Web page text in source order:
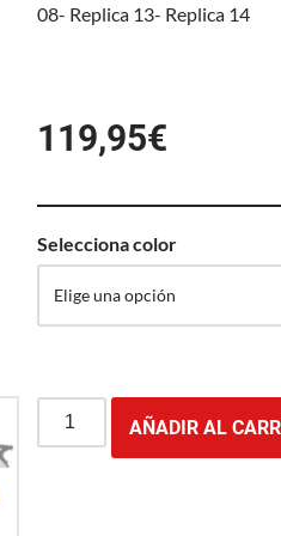
08- Replica 13- Replica 14
119,95€
Selecciona color
AÑADIR AL